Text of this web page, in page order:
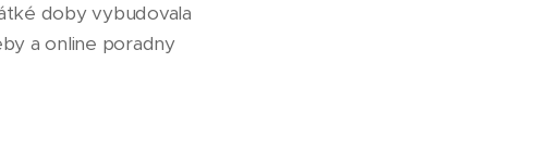
doby vybudovala
a online poradny